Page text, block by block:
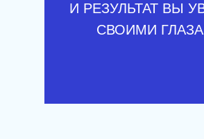
И РЕЗУЛЬТАТ ВЫ
СВОИМИ